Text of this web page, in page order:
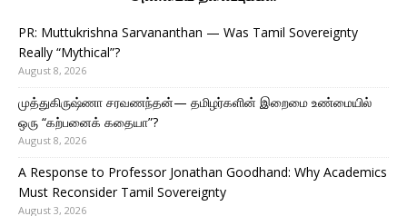
PR: Muttukrishna Sarvananthan — Was Tamil Sovereignty
Really “Mythical”?
August 8, 2026
முத்துகிருஷ்ணா சரவணந்தன்— தமிழர்களின் இறைமை உண்மையில்
ஒரு “கற்பனைக் கதையா”?
August 8, 2026
A Response to Professor Jonathan Goodhand: Why Academics
Must Reconsider Tamil Sovereignty
August 3, 2026